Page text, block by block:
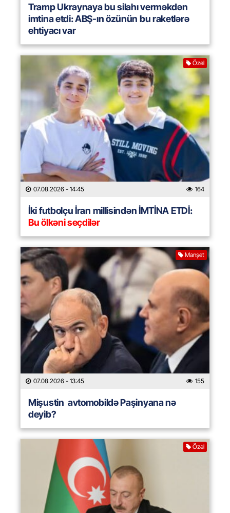
Tramp Ukraynaya bu silahı verməkdən
imtina etdi: ABŞ-ın özünün bu raketlərə
ehtiyacı var
Özəl
07.08.2026 - 14:45 164
İki futbolçu İran millisindən İMTİNA ETDİ:
Bu ölkəni seçdilər
Manşet
07.08.2026 - 13:45 155
Mişustin avtomobildə Paşinyana nə
deyib?
Özəl